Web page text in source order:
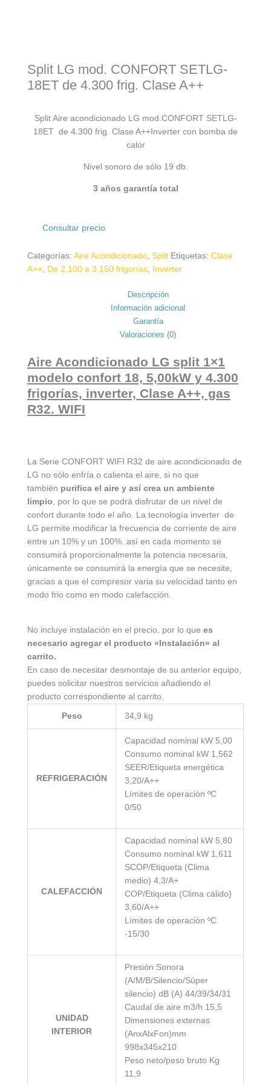
Split LG mod. CONFORT SETLG-
18ET de 4.300 frig. Clase A++
Split Aire acondicionado LG mod.CONFORT SETLG-
18ET de 4.300 frig. Clase A++Inverter con bomba de
calor
Nivel sonoro de sólo 19 db.
3 años garantía total
Consultar precio
Categorías: Aire Acondicionado, Split Etiquetas: Clase
A++, De 2.100 a 3.150 frigorías, Inverter
Descripción
Información adicional
Garantía
Valoraciones (0)
Aire Acondicionado LG split 1×1
modelo confort 18, 5,00kW y 4.300
frigorías, inverter, Clase A++, gas
R32. WIFI
La Serie CONFORT WIFI R32 de aire acondicionado de
LG no sólo enfría o calienta el aire, si no que
también purifica el aire y así crea un ambiente
limpio, por lo que se podrá disfrutar de un nivel de
confort durante todo el año. La tecnología inverter de
LG permite modificar la frecuencia de corriente de aire
entre un 10% y un 100%. así en cada momento se
consumirá proporcionalmente la potencia necesaria,
únicamente se consumirá la energía que se necesite,
gracias a que el compresor varia su velocidad tanto en
modo frio como en modo calefacción.
No incluye instalación en el precio, por lo que es
necesario agregar el producto «Instalación» al
carrito.
En caso de necesitar desmontaje de su anterior equipo,
puedes solicitar nuestros servicios añadiendo el
producto correspondiente al carrito.
Peso 34,9 kg
REFRIGERACIÓN
Capacidad nominal kW 5,00
Consumo nominal kW 1,562
SEER/Etiqueta energética
3,20/A++
Límites de operación ºC
0/50
CALEFACCIÓN
Capacidad nominal kW 5,80
Consumo nominal kW 1,611
SCOP/Etiqueta (Clima
medio) 4,3/A+
COP/Etiqueta (Clima cálido)
3,60/A++
Límites de operación ºC
-15/30
UNIDAD
INTERIOR
Presión Sonora
(A/M/B/Silencio/Súper
silencio) dB (A) 44/39/34/31
Caudal de aire m3/h 15,5
Dimensiones externas
(AnxAlxFon)mm
998x345x210
Peso neto/peso bruto Kg
11,9